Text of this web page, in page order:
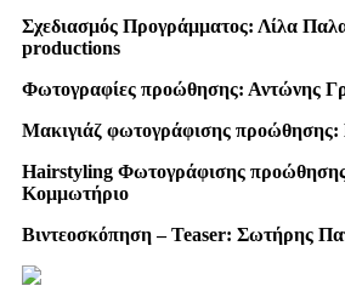
Σχεδιασμός Προγράμματος: Λίλα
productions
Φωτογραφίες προώθησης: Αντώνης
Μακιγιάζ φωτογράφισης προώθησης:
Hairstyling Φωτογράφισης
Κομμωτήριο
Βιντεοσκόπηση –Teaser: Σωτήρης